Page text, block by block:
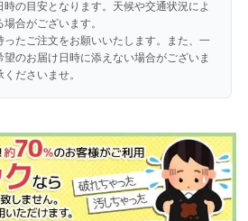
時の目安となります。天候や交通状況によ
合がございます。
ったご注文をお願いいたします。また、一
のお届け日時に添えない場合がございま
ださいませ。